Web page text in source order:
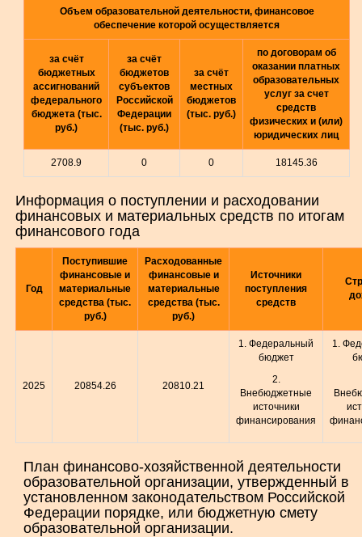
Объем образовательной деятельности, финансовое
обеспечение которой осуществляется
за счёт
бюджетных
ассигнований
федерального
бюджета (тыс.
руб.)
за счёт
бюджетов
субъектов
Российской
Федерации
(тыс. руб.)
за счёт
местных
бюджетов
(тыс. руб.)
по договорам об
оказании платных
образовательных
услуг за счет
средств
физических и (или)
юридических лиц
2708.9 0 0 18145.36
Информация о поступлении и расходовании
финансовых и материальных средств по итогам
финансового года
Год
Поступившие
финансовые и
материальные
средства (тыс.
руб.)
Расходованные
финансовые и
материальные
средства (тыс.
руб.)
Источники
поступления
средств
2025 20854.26 20810.21
1. Федеральный
бюджет
2.
Внебюджетные
источники
финансирования
1.
План финансово-хозяйственной деятельности
образовательной организации, утвержденный в
установленном законодательством Российской
Федерации порядке, или бюджетную смету
образовательной организации.